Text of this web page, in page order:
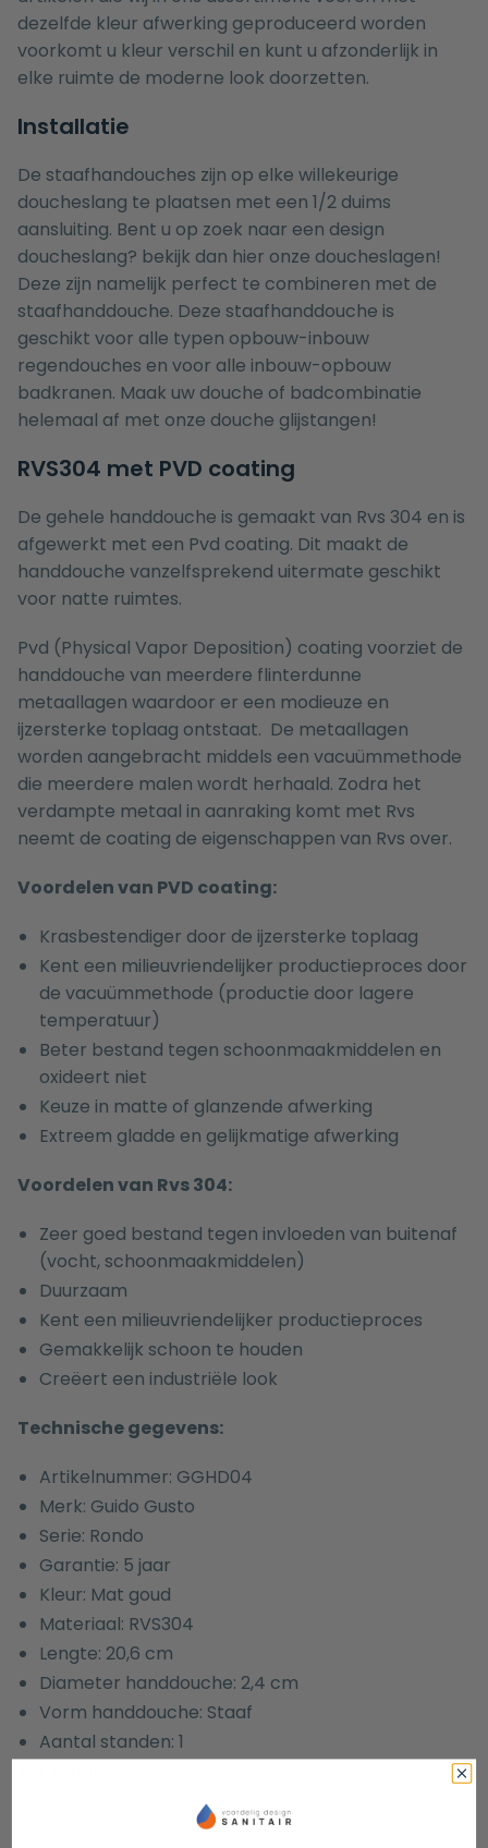
dezelfde kleur afwerking geproduceerd worden
voorkomt u kleur verschil en kunt u afzonderlijk in
elke ruimte de moderne look doorzetten.
Installatie
De staafhandouches zijn op elke willekeurige
doucheslang te plaatsen met een 1/2 duims
aansluiting. Bent u op zoek naar een design
doucheslang? bekijk dan hier onze doucheslagen!
Deze zijn namelijk perfect te combineren met de
staafhanddouche. Deze staafhanddouche is
geschikt voor alle typen opbouw-inbouw
regendouches en voor alle inbouw-opbouw
badkranen. Maak uw douche of badcombinatie
helemaal af met onze douche glijstangen!
RVS304 met PVD coating
De gehele handdouche is gemaakt van Rvs 304 en is
afgewerkt met een Pvd coating. Dit maakt de
handdouche vanzelfsprekend uitermate geschikt
voor natte ruimtes.
Pvd (Physical Vapor Deposition) coating voorziet de
handdouche van meerdere flinterdunne
metaallagen waardoor er een modieuze en
ijzersterke toplaag ontstaat. De metaallagen
worden aangebracht middels een vacuümmethode
die meerdere malen wordt herhaald. Zodra het
verdampte metaal in aanraking komt met Rvs
neemt de coating de eigenschappen van Rvs over.
Voordelen van PVD coating:
Krasbestendiger door de ijzersterke toplaag
Kent een milieuvriendelijker productieproces door
de vacuümmethode (productie door lagere
temperatuur)
Beter bestand tegen schoonmaakmiddelen en
oxideert niet
Keuze in matte of glanzende afwerking
Extreem gladde en gelijkmatige afwerking
Voordelen van Rvs 304:
Zeer goed bestand tegen invloeden van buitenaf
(vocht, schoonmaakmiddelen)
Duurzaam
Kent een milieuvriendelijker productieproces
Gemakkelijk schoon te houden
Creëert een industriële look
Technische gegevens:
Artikelnummer: GGHD04
Merk: Guido Gusto
Serie: Rondo
Garantie: 5 jaar
Kleur: Mat goud
Materiaal: RVS304
Lengte: 20,6 cm
Diameter handdouche: 2,4 cm
Vorm handdouche: Staaf
Aantal standen: 1